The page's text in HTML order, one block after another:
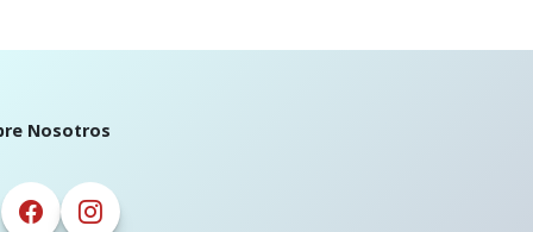
Nosotros